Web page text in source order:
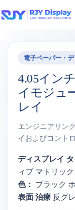
電子ペーパー・
4.05イン
イモジュ
レイ
エンジニアリン
イおよびコント
ディスプレイ
ィブ マトリック
色：
ブラック
表面 治療 反 グ